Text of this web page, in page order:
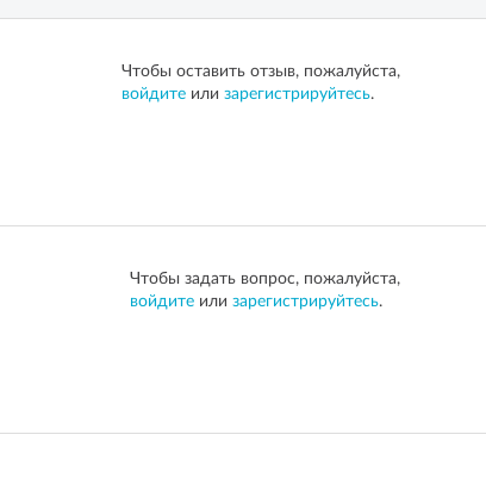
Чтобы оставить отзыв, пожалуйста,
войдите или зарегистрируйтесь.
Чтобы задать вопрос, пожалуйста,
войдите или зарегистрируйтесь.